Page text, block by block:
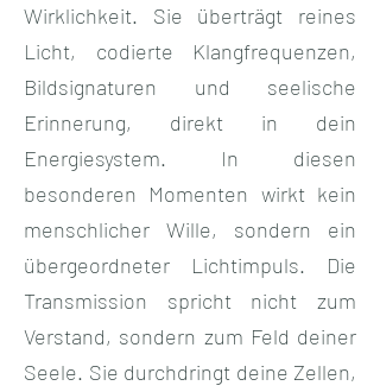
Wirklichkeit. Sie überträgt reines
Licht, codierte Klangfrequenzen,
Bildsignaturen und seelische
Erinnerung, direkt in dein
Energiesystem. In diesen
besonderen Momenten wirkt kein
menschlicher Wille, sondern ein
übergeordneter Lichtimpuls. Die
Transmission spricht nicht zum
Verstand, sondern zum Feld deiner
Seele. Sie durchdringt deine Zellen,